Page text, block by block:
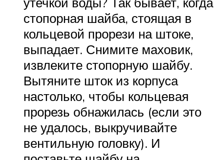
стопорная шайба, стоящая в
кольцевой прорези на штоке,
выпадает. Снимите маховик,
извлеките стопорную шайбу.
Вытяните шток из корпуса
настолько, чтобы кольцевая
прорезь обнажилась (если это
не удалось, выкручивайте
вентильную головку). И